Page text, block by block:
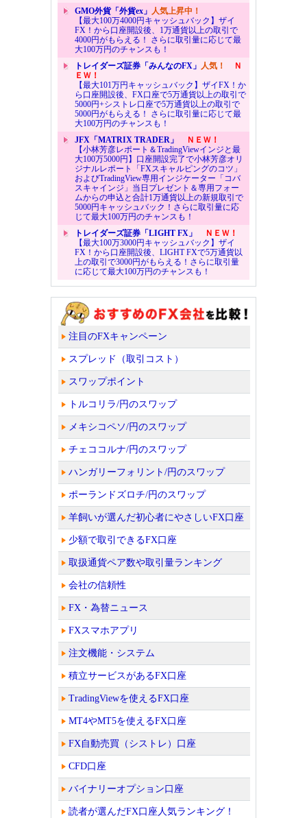
GMO外貨「外貨ex」 人気上昇中！
【最大100万4000円キャッシュバック】ザイ
FX！から口座開設後、1万通貨以上の取引で
4000円がもらえる！ さらに取引量に応じて最
大100万円のチャンスも！
トレイダーズ証券「みんなのFX」 人気！
Ｎ
ＥＷ！
【最大101万円キャッシュバック】ザイFX！か
ら口座開設後、FX口座で5万通貨以上の取引で
5000円+シストレ口座で5万通貨以上の取引で
5000円がもらえる！ さらに取引量に応じて最
大100万円のチャンスも！
JFX「MATRIX TRADER」
ＮＥＷ！
【小林芳彦レポート＆TradingViewインジと最
大100万5000円】口座開設完了で小林芳彦オリ
ジナルレポート「FXスキャルピングのコツ」
およびTradingView専用インジケーター「コバ
スキャインジ」当日プレゼント＆専用フォー
ムからの申込と合計1万通貨以上の新規取引で
5000円キャッシュバック！さらに取引量に応
じて最大100万円のチャンスも！
トレイダーズ証券「LIGHT FX」
ＮＥＷ！
【最大100万3000円キャッシュバック】ザイ
FX！から口座開設後、LIGHT FXで5万通貨以
上の取引で3000円がもらえる！さらに取引量
に応じて最大100万円のチャンスも！
注目のFXキャンペーン
スプレッド（取引コスト）
スワップポイント
トルコリラ/円のスワップ
メキシコペソ/円のスワップ
チェココルナ/円のスワップ
ハンガリーフォリント/円のスワップ
ポーランドズロチ/円のスワップ
羊飼いが選んだ初心者にやさしいFX口座
少額で取引できるFX口座
取扱通貨ペア数や取引量ランキング
会社の信頼性
FX・為替ニュース
FXスマホアプリ
注文機能・システム
積立サービスがあるFX口座
TradingViewを使えるFX口座
MT4やMT5を使えるFX口座
FX自動売買（シストレ）口座
CFD口座
バイナリーオプション口座
読者が選んだFX口座人気ランキング！